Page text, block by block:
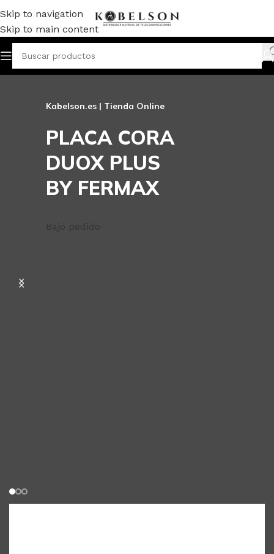
Skip to navigation
Skip to main content
Kabelson.es | Tienda Online
PLACA CORA
DUOX PLUS
BY FERMAX
Bajo pedido